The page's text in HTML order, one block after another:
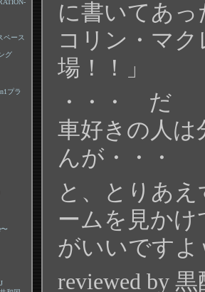
ペース
グ
プラ
に書いてあ
コリン・マ
場！！」
・・
車好きの人
んが・・・
と、とりあ
ームを見か
がいいですよ
reviewed by